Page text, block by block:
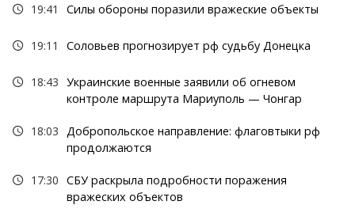
19:41 Силы обороны поразили вражеские объекты
19:11 Соловьев прогнозирует рф судьбу Донецка
18:43 Украинские военные заявили об огневом
контроле маршрута Мариуполь — Чонгар
18:03
Добропольское направление: флаговтыки рф
продолжаются
17:30 СБУ раскрыла подробности поражения
вражеских объектов